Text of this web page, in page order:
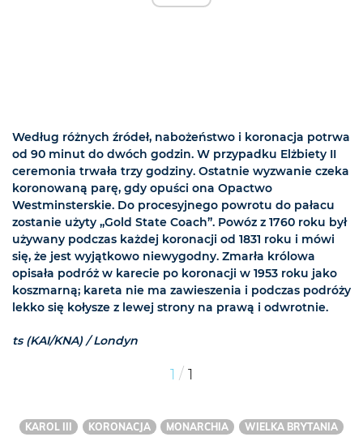
Według różnych źródeł, nabożeństwo i koronacja potrwa
od 90 minut do dwóch godzin. W przypadku Elżbiety II
ceremonia trwała trzy godziny. Ostatnie wyzwanie czeka
koronowaną parę, gdy opuści ona Opactwo
Westminsterskie. Do procesyjnego powrotu do pałacu
zostanie użyty „Gold State Coach”. Powóz z 1760 roku był
używany podczas każdej koronacji od 1831 roku i mówi
się, że jest wyjątkowo niewygodny. Zmarła królowa
opisała podróż w karecie po koronacji w 1953 roku jako
koszmarną; kareta nie ma zawieszenia i podczas podróży
lekko się kołysze z lewej strony na prawą i odwrotnie.
ts (KAI/KNA) / Londyn
1 / 1
KAROL III KORONACJA MONARCHIA WIELKA BRYTANIA